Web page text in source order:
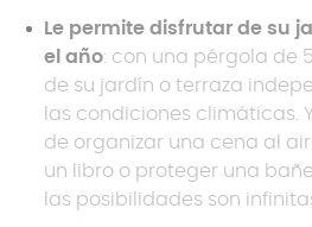
Le permite disfrutar de su
el año: con una pérgola de
de su jardín o terraza
las condiciones climáticas.
de organizar una cena al
un libro o proteger una
las posibilidades son